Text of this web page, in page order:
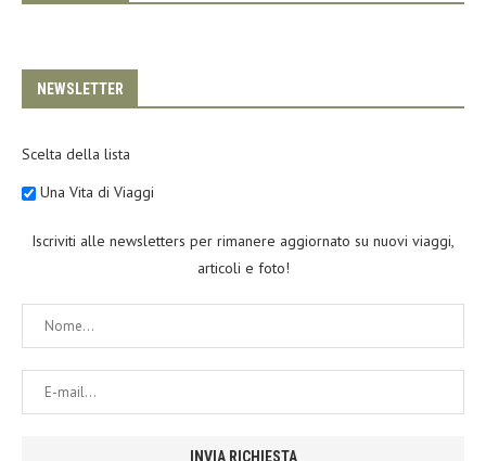
NEWSLETTER
Scelta della lista
Una Vita di Viaggi
Iscriviti alle newsletters per rimanere aggiornato su nuovi viaggi,
articoli e foto!